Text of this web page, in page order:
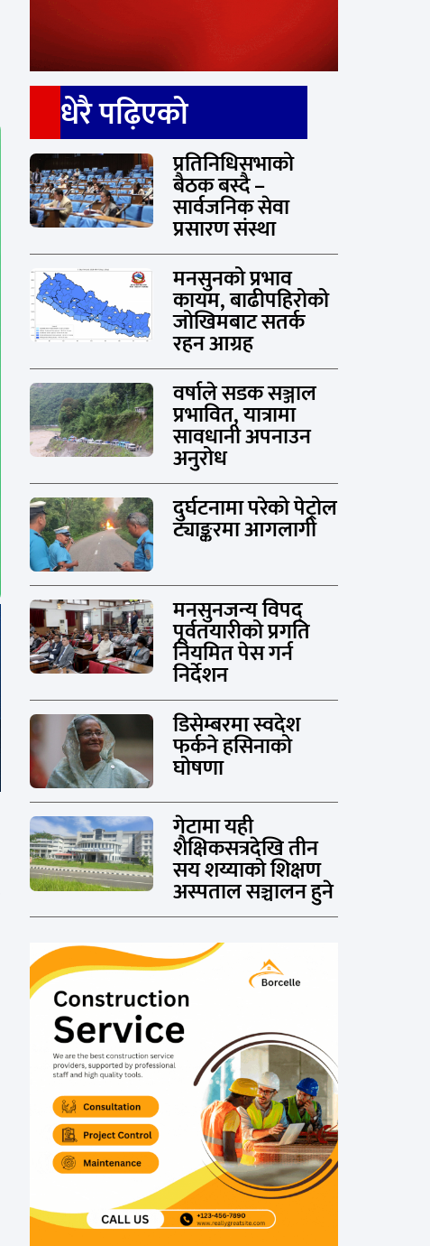
धेरै पढ़िएको
प्रतिनिधिसभाको
बैठक बस्दै –
सार्वजनिक सेवा
प्रसारण संस्था
मनसुनको प्रभाव
कायम, बाढीपहिरोको
जोखिमबाट सतर्क
रहन आग्रह
वर्षाले सडक सञ्जाल
प्रभावित, यात्रामा
सावधानी अपनाउन
अनुरोध
दुर्घटनामा परेको पेट्रोल
ट्याङ्करमा आगलागी
मनसुनजन्य विपद्
पूर्वतयारीको प्रगति
नियमित पेस गर्न
निर्देशन
डिसेम्बरमा स्वदेश
फर्कने हसिनाको
घोषणा
गेटामा यही
शैक्षिकसत्रदेखि तीन
सय शय्याको शिक्षण
अस्पताल सञ्चालन हुने